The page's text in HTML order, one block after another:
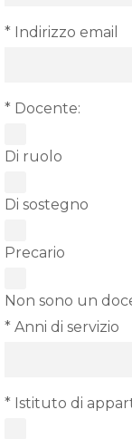
* Indirizzo email
* Docente:
Di ruolo
Di sostegno
Precario
Non sono un
* Anni di servizio
* Istituto di